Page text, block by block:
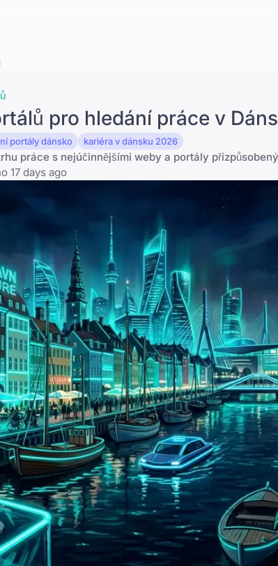
pro hledání práce v
portály dánsko kariéra v dánsku 2026
práce s nejúčinnějšími weby a portály
17 days ago